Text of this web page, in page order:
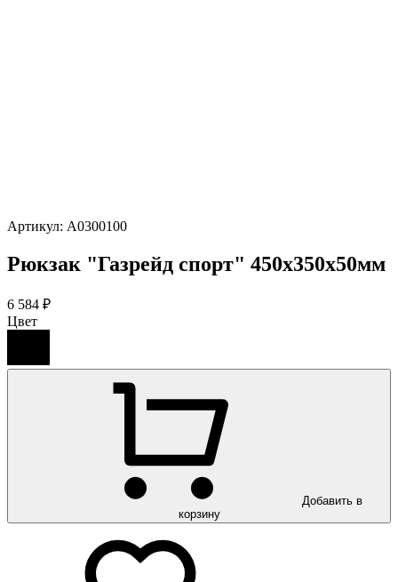
Артикул: А0300100
Рюкзак "Газрейд спорт" 450х350х50мм
6 584 ₽
Цвет
Добавить в
корзину